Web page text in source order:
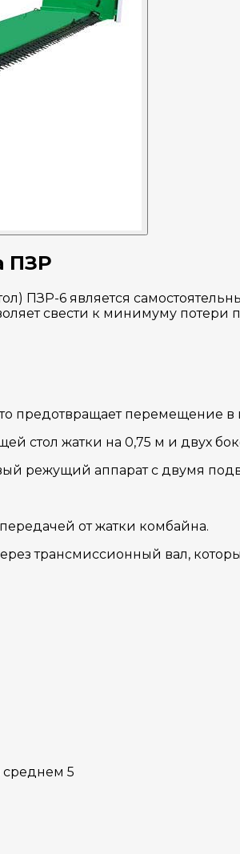
ПЗР
ПЗР-6 является
свести к минимуму
предотвращает перемещение
стол жатки на 0,75 м и двух
режущий аппарат с двумя
от жатки комбайна.
трансмиссионный вал,
среднем 5